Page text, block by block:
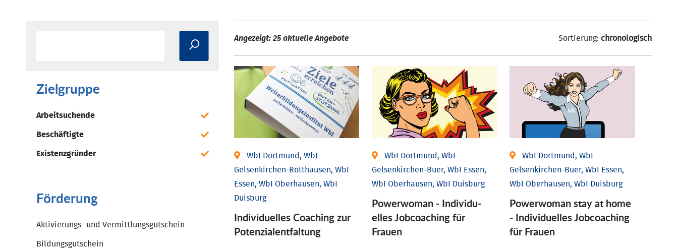
Zielgruppe
Arbeitsuchende
Beschäftigte
Existenzgründer
Förderung
Aktivierungs- und Vermittlungsgutschein
Bildungsgutschein
Angezeigt: 25 aktuelle Angebote Sortierung: chronologisch
WbI Dortmund, WbI
Gelsenkirchen-Rotthausen, WbI
Essen, WbI Oberhausen, WbI
Duisburg
Individuelles Coaching zur
Potenzialentfaltung
WbI Dortmund, WbI
Gelsenkirchen-Buer, WbI Essen,
WbI Oberhausen, WbI Duisburg
Powerwoman - Individu­
elles Job­coaching für
Frauen
WbI Dortmund, WbI
Gelsenkirchen-Buer, WbI Essen,
WbI Oberhausen, WbI Duisburg
Powerwoman stay at home
- Individu­elles Job­coaching
für Frauen